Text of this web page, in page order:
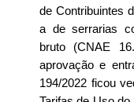
de Contribuintes
a de serrarias
bruto (CNAE
aprovação e
194/2022 ficou